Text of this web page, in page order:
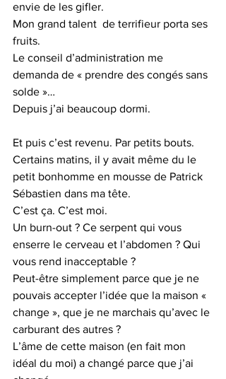
envie de les gifler.
Mon grand talent  de terrifieur porta ses
fruits.
Le conseil d’administration me
demanda de « prendre des congés sans
solde »…
Depuis j’ai beaucoup dormi.
Et puis c’est revenu. Par petits bouts.
Certains matins, il y avait même du le
petit bonhomme en mousse de Patrick
Sébastien dans ma tête.
C’est ça. C’est moi.
Un burn-out ? Ce serpent qui vous
enserre le cerveau et l’abdomen ? Qui
vous rend inacceptable ?
Peut-être simplement parce que je ne
pouvais accepter l’idée que la maison «
change », que je ne marchais qu’avec le
carburant des autres ?
L’âme de cette maison (en fait mon
idéal du moi) a changé parce que j’ai